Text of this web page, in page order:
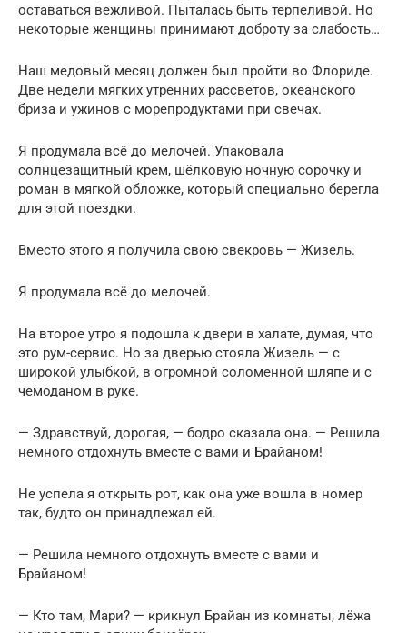
оставаться вежливой. Пыталась быть терпеливой. Но
некоторые женщины принимают доброту за слабость…
Наш медовый месяц должен был пройти во Флориде.
Две недели мягких утренних рассветов, океанского
бриза и ужинов с морепродуктами при свечах.
Я продумала всё до мелочей. Упаковала
солнцезащитный крем, шёлковую ночную сорочку и
роман в мягкой обложке, который специально берегла
для этой поездки.
Вместо этого я получила свою свекровь — Жизель.
Я продумала всё до мелочей.
На второе утро я подошла к двери в халате, думая, что
это рум-сервис. Но за дверью стояла Жизель — с
широкой улыбкой, в огромной соломенной шляпе и с
чемоданом в руке.
— Здравствуй, дорогая, — бодро сказала она. — Решила
немного отдохнуть вместе с вами и Брайаном!
Не успела я открыть рот, как она уже вошла в номер
так, будто он принадлежал ей.
— Решила немного отдохнуть вместе с вами и
Брайаном!
— Кто там, Мари? — крикнул Брайан из комнаты, лёжа